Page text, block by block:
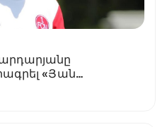
«Յան